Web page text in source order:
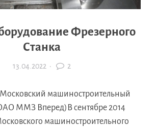
Фрезерного
Станка
13.04.2022 · 2
машиностроительный
ММЗ Вперед)В сентябре 2014
машиностроительного